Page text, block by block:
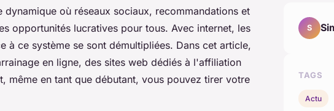
dynamique où réseaux sociaux, recommandations et
opportunités lucratives pour tous. Avec internet, les
à ce système se sont démultipliées. Dans cet article,
en ligne, des sites web dédiés à l'affiliation
même en tant que débutant, vous pouvez tirer votre
S
TAGS
Actu